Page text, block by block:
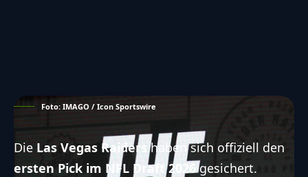
Foto: IMAGO / Icon Sportswire
Die Las Vegas Raidershaben sich offiziell den
ersten Pick im NFL Draft 2026gesichert.